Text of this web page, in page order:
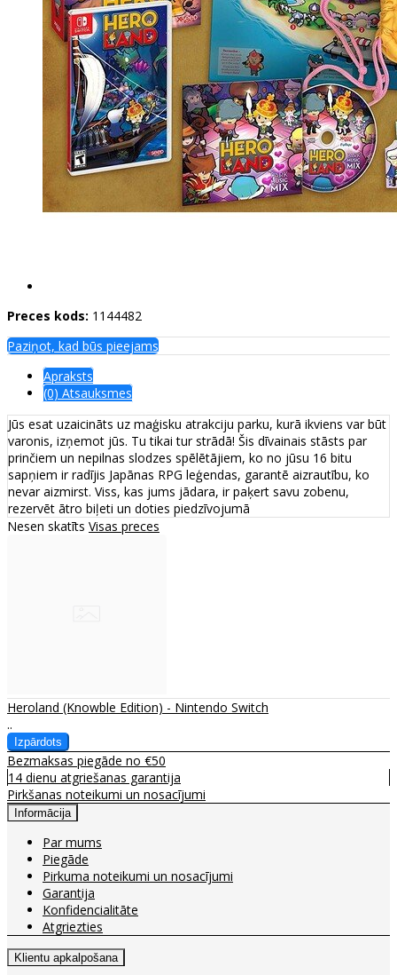
Preces kods: 1144482
Paziņot, kad būs pieejams
Apraksts
(0) Atsauksmes
Jūs esat uzaicināts uz maģisku atrakciju parku, kurā ikviens var būt
varonis, izņemot jūs. Tu tikai tur strādā! Šis dīvainais stāsts par
prinčiem un nepilnas slodzes spēlētājiem, ko no jūsu 16 bitu
sapņiem ir radījis Japānas RPG leģendas, garantē aizrautību, ko
nevar aizmirst. Viss, kas jums jādara, ir paķert savu zobenu,
rezervēt ātro biļeti un doties piedzīvojumā
Nesen skatīts Visas preces
Heroland (Knowble Edition) - Nintendo Switch
..
Bezmaksas piegāde no €50
14 dienu atgriešanas garantija
Pirkšanas noteikumi un nosacījumi
Informācija
Par mums
Piegāde
Pirkuma noteikumi un nosacījumi
Garantija
Konfidencialitāte
Atgriezties
Klientu apkalpošana